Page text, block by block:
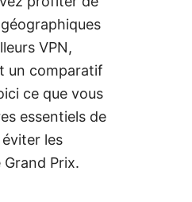
VPN,
un comparatif
ce que vous
essentiels de
les
Prix.